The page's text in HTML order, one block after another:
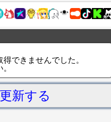
できませんでした。
新する